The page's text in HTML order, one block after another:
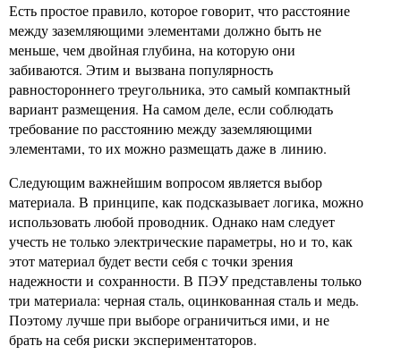
Есть простое правило, которое говорит, что расстояние
между заземляющими элементами должно быть не
меньше, чем двойная глубина, на которую они
забиваются. Этим и вызвана популярность
равностороннего треугольника, это самый компактный
вариант размещения. На самом деле, если соблюдать
требование по расстоянию между заземляющими
элементами, то их можно размещать даже в линию.
Следующим важнейшим вопросом является выбор
материала. В принципе, как подсказывает логика, можно
использовать любой проводник. Однако нам следует
учесть не только электрические параметры, но и то, как
этот материал будет вести себя с точки зрения
надежности и сохранности. В ПЭУ представлены только
три материала: черная сталь, оцинкованная сталь и медь.
Поэтому лучше при выборе ограничиться ими, и не
брать на себя риски экспериментаторов.